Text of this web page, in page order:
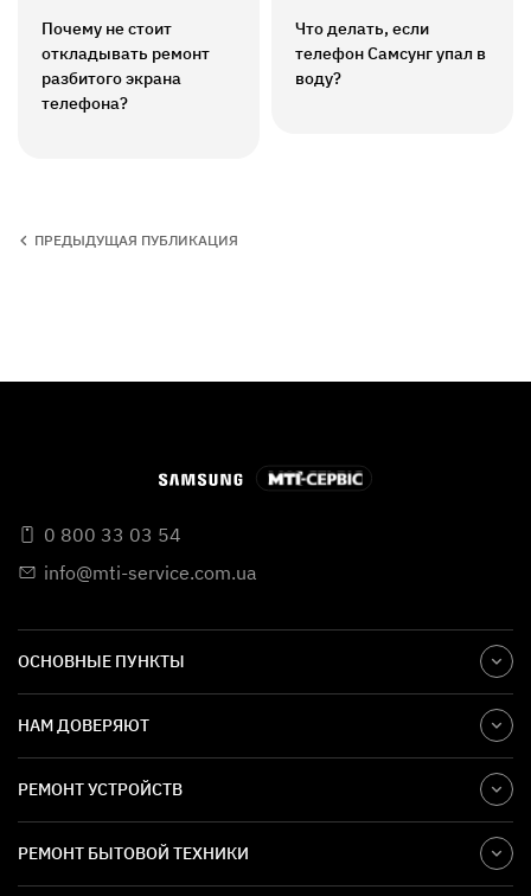
Почему не стоит
откладывать ремонт
разбитого экрана
телефона?
Что делать, если
телефон Самсунг упал в
воду?
ПРЕДЫДУЩАЯ ПУБЛИКАЦИЯ
0 800 33 03 54
info@mti-service.com.ua
ОСНОВНЫЕ ПУНКТЫ
НАМ ДОВЕРЯЮТ
РЕМОНТ УСТРОЙСТВ
РЕМОНТ БЫТОВОЙ ТЕХНИКИ